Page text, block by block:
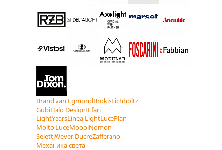
Brand van EgmondBrokisEichholtz
GubiHalo DesignILfari
LightYearsLinea LightLucePlan
Molto LuceMoooiNomon
SelettiWever DucreZafferano
Механика света